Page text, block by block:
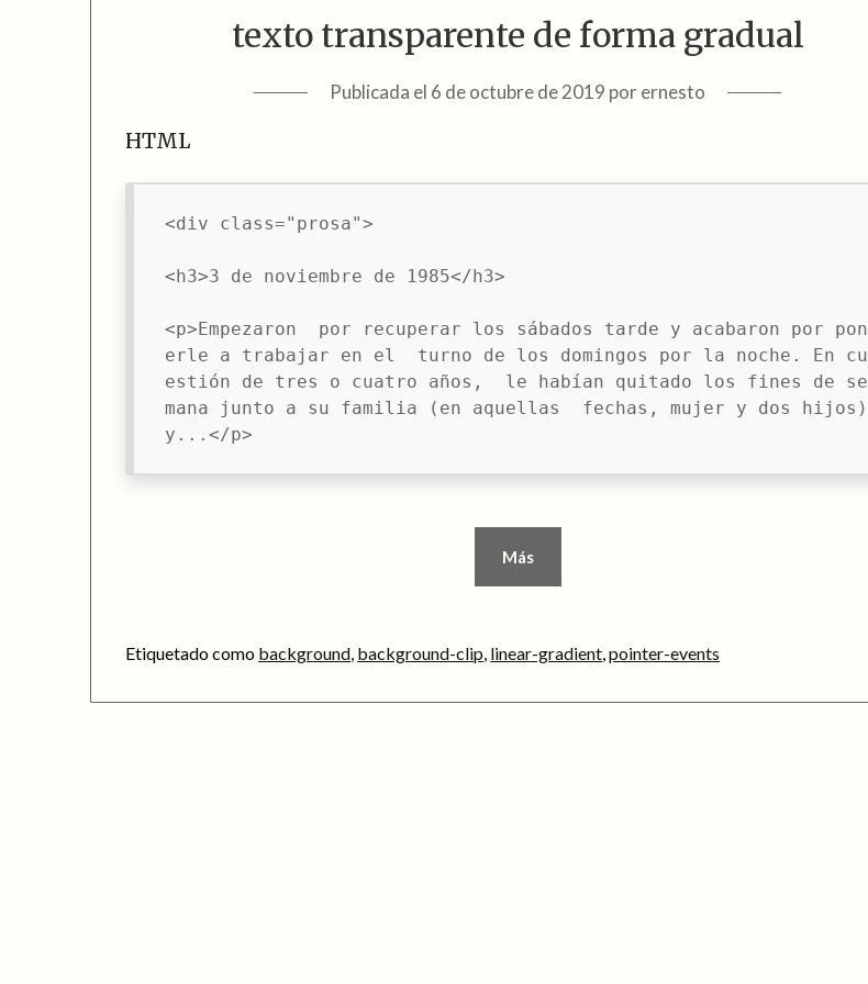
texto transparente de forma gradual
Publicada el 6 de octubre de 2019 porernesto
HTML
<div class="prosa">
<h3>3 de noviembre de 1985</h3>
<p>Empezaron  por recuperar los sábados tarde y acabaron por pon
erle a trabajar en el  turno de los domingos por la noche. En cu
estión de tres o cuatro años,  le habían quitado los fines de se
mana junto a su familia (en aquellas  fechas, mujer y dos hijos)
y...</p>
Más
Etiquetado como background, background-clip, linear-gradient,pointer-events